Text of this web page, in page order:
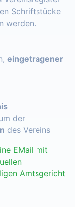
Schriftstücke
werden.
eingetragener
der
des Vereins
EMail mit
Amtsgericht